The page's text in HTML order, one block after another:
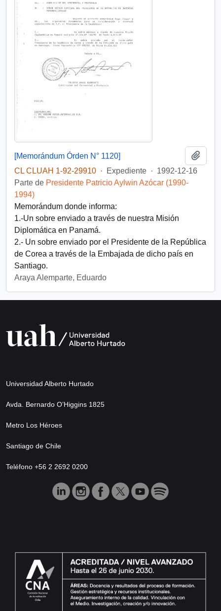
[Memorándum Órden N° 1120]
CL CLUAH 1-92-29910 · Expediente · 1992-12-16
Parte de Presidente Patricio Aylwin Azócar (1990-
1994)
Memorándum donde informa:
1.-Un sobre enviado a través de nuestra Misión
Diplomática en Panamá.
2.- Un sobre enviado por el Presidente de la República
de Corea a través de la Embajada de dicho país en
Santiago.
Araya Alemparte, Eduardo
Universidad Alberto Hurtado
Avda. Bernardo O’Higgins 1825
Metro Los Héroes
Santiago de Chile
Teléfono +56 2 2692 0200